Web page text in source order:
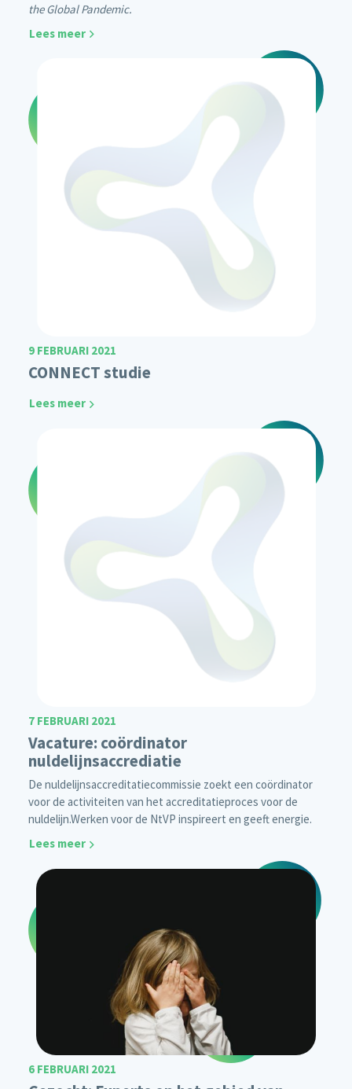
the Global Pandemic.
Lees meer
9 FEBRUARI 2021
CONNECT studie
Lees meer
7 FEBRUARI 2021
Vacature: coördinator
nuldelijnsaccrediatie
De nuldelijnsaccreditatiecommissie zoekt een coördinator
voor de activiteiten van het accreditatieproces voor de
nuldelijn.Werken voor de NtVP inspireert en geeft energie.
Lees meer
6 FEBRUARI 2021